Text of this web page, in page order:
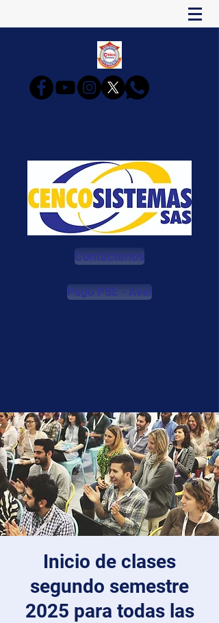
Contáctenos
Pago PSE - Aval
Inicio de clases
segundo semestre
2025 para todas las